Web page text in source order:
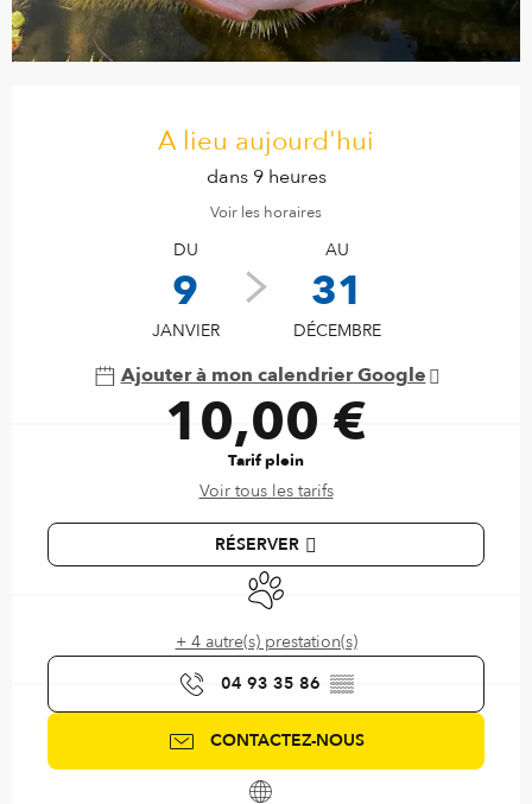
A lieu aujourd'hui
dans 9 heures
Voir les horaires
DU
9
JANVIER
AU
31
DÉCEMBRE
Ajouter à mon calendrier Google
10,00 €
Tarif plein
Voir tous les tarifs
RÉSERVER
Animaux acceptés
+ 4 autre(s) prestation(s)
04 93 35 86 ▒▒
CONTACTEZ-NOUS